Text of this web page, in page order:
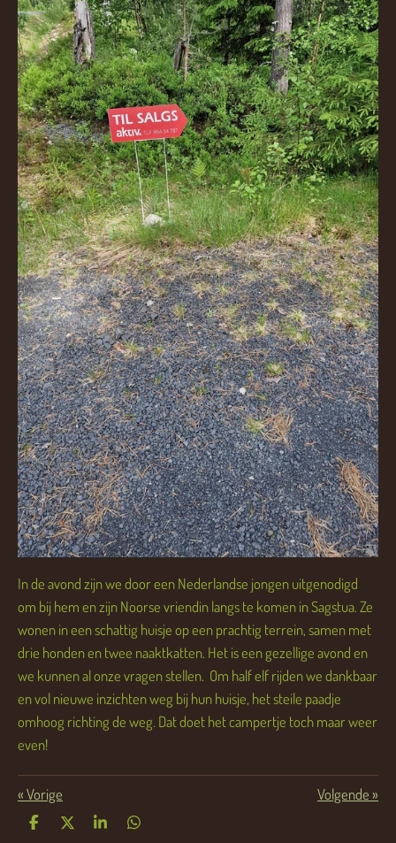
In de avond zijn we door een Nederlandse jongen uitgenodigd
om bij hem en zijn Noorse vriendin langs te komen in Sagstua. Ze
wonen in een schattig huisje op een prachtig terrein, samen met
drie honden en twee naaktkatten. Het is een gezellige avond en
we kunnen al onze vragen stellen. Om half elf rijden we dankbaar
en vol nieuwe inzichten weg bij hun huisje, het steile paadje
omhoog richting de weg. Dat doet het campertje toch maar weer
even!
«Vorige Volgende»
D
D
S
D